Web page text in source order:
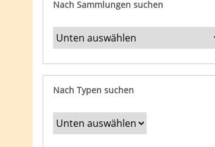
Nach Sammlungen suchen
Nach Typen suchen